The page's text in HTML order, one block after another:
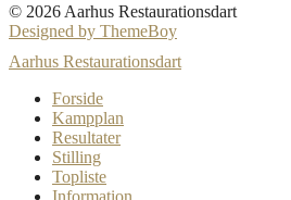
© 2026 Aarhus Restaurationsdart
Designed by ThemeBoy
Aarhus Restaurationsdart
Forside
Kampplan
Resultater
Stilling
Topliste
Information